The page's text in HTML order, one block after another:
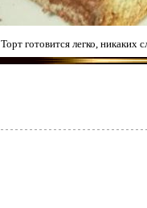
Торт готовится легко, никаких